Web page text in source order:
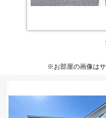
※お部屋の画像はサ